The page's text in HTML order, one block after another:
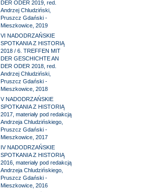
DER ODER 2019, red.
Andrzej Chludziński,
Pruszcz Gdański -
Mieszkowice, 2019
VI NADODRZAŃSKIE
SPOTKANIA Z HISTORIĄ
2018 / 6. TREFFEN MIT
DER GESCHICHTE AN
DER ODER 2018, red.
Andrzej Chludziński,
Pruszcz Gdański -
Mieszkowice, 2018
V NADODRZAŃSKIE
SPOTKANIA Z HISTORIĄ
2017, materiały pod redakcją
Andrzeja Chludzińskiego,
Pruszcz Gdański -
Mieszkowice, 2017
IV NADODRZAŃSKIE
SPOTKANIA Z HISTORIĄ
2016, materiały pod redakcją
Andrzeja Chludzińskiego,
Pruszcz Gdański -
Mieszkowice, 2016